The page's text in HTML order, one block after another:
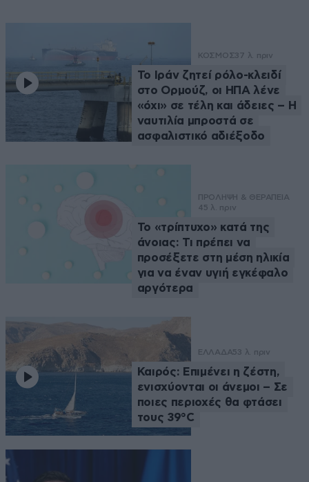
ΚΟΣΜΟΣ37 λ. πριν
Το Ιράν ζητεί ρόλο-κλειδί
στο Ορμούζ, οι ΗΠΑ λένε
«όχι» σε τέλη και άδειες – Η
ναυτιλία μπροστά σε
ασφαλιστικό αδιέξοδο
ΠΡΟΛΗΨΗ & ΘΕΡΑΠΕΙΑ
45 λ. πριν
Το «τρίπτυχο» κατά της
άνοιας: Τι πρέπει να
προσέξετε στη μέση ηλικία
για να έναν υγιή εγκέφαλο
αργότερα
ΕΛΛΑΔΑ53 λ. πριν
Καιρός: Επιμένει η ζέστη,
ενισχύονται οι άνεμοι – Σε
ποιες περιοχές θα φτάσει
τους 39°C